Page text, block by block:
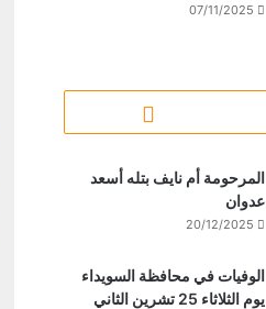
07/11/2025
المرحومة أم نايف بتله أسعد
عدوان
20/12/2025
الوفيات في محافظة السويداء
يوم الثلاثاء 25 تشرين الثاني